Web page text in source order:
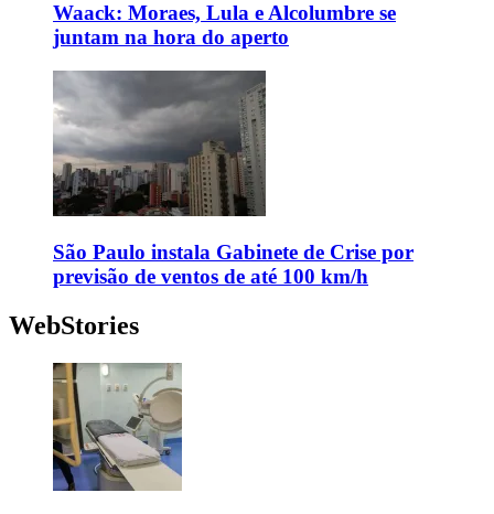
Waack: Moraes, Lula e Alcolumbre se
juntam na hora do aperto
São Paulo instala Gabinete de Crise por
previsão de ventos de até 100 km/h
WebStories